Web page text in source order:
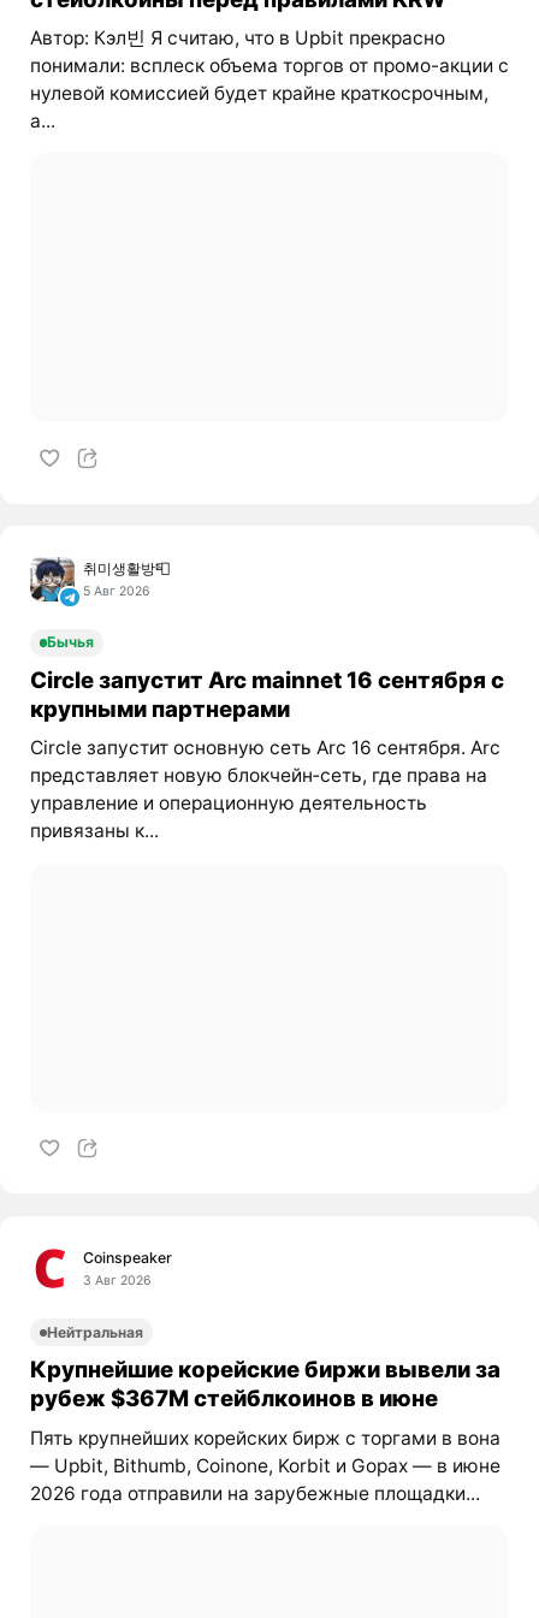
Автор: Кэл빈 Я считаю, что в Upbit прекрасно
понимали: всплеск объема торгов от промо-акции с
нулевой комиссией будет крайне краткосрочным,
а...
취미생활방📮
5 Авг 2026
Бычья
Circle запустит Arc mainnet 16 сентября с
крупными партнерами
Circle запустит основную сеть Arc 16 сентября. Arc
представляет новую блокчейн‑сеть, где права на
управление и операционную деятельность
привязаны к...
Coinspeaker
3 Авг 2026
Нейтральная
Крупнейшие корейские биржи вывели за
рубеж $367M стейблкоинов в июне
Пять крупнейших корейских бирж с торгами в вона
— Upbit, Bithumb, Coinone, Korbit и Gopax — в июне
2026 года отправили на зарубежные площадки...